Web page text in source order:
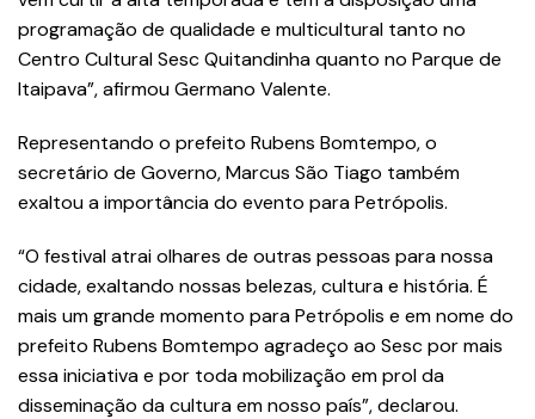
programação de qualidade e multicultural tanto no
Centro Cultural Sesc Quitandinha quanto no Parque de
Itaipava”, afirmou Germano Valente.
Representando o prefeito Rubens Bomtempo, o
secretário de Governo, Marcus São Tiago também
exaltou a importância do evento para Petrópolis.
“O festival atrai olhares de outras pessoas para nossa
cidade, exaltando nossas belezas, cultura e história. É
mais um grande momento para Petrópolis e em nome do
prefeito Rubens Bomtempo agradeço ao Sesc por mais
essa iniciativa e por toda mobilização em prol da
disseminação da cultura em nosso país”, declarou.